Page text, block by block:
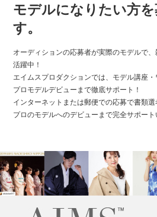
モデルになりたい方を
す。
オーディションの応募者が実際のモデルで
活躍中！
エイムスプロダクションでは、モデル講座・
プロモデルデビューまで徹底サポート！
インターネットまたは郵便での応募で書類
プロのモデルへのデビューまで完全サポート